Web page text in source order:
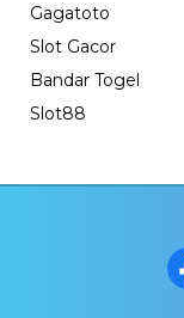
Gagatoto
Slot Gacor
Bandar Togel
Slot88